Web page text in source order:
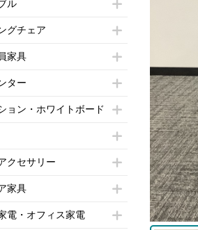
キャビネット
ク（スチールラック）
の他
庫
庫
カー
カー
カー
カー
ッカー
ー錠ロッカー
錠ロッカー
ロッカー
ロッカー・下駄箱
その他
ル
ングテーブル
ングテーブル
ングテーブル
ーテーブル
ブル
ブルW1200～
ブルW1800～
み会議テーブル
ブル
グチェア
ー付きミーティングチェア
ングミーティングチェア
付きミーティングチェア
みミーティングチェア
ングチェアその他
家具
ト
ア
員家具その他
ター
ター
ンター
カウンター
ョン・ホワイトボード
ション
プパーテーション
ションその他
ワイトボード
ボードその他
ビジネスフォン）
ダー
ン
クセサリー
台車
演台・演説台
ル
家具
チェア
グチェア
電・オフィス家電